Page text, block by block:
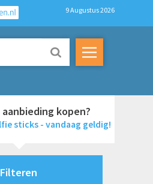
9 Augustus 2026
kopen?
sticks - vandaag geldig!
Filteren